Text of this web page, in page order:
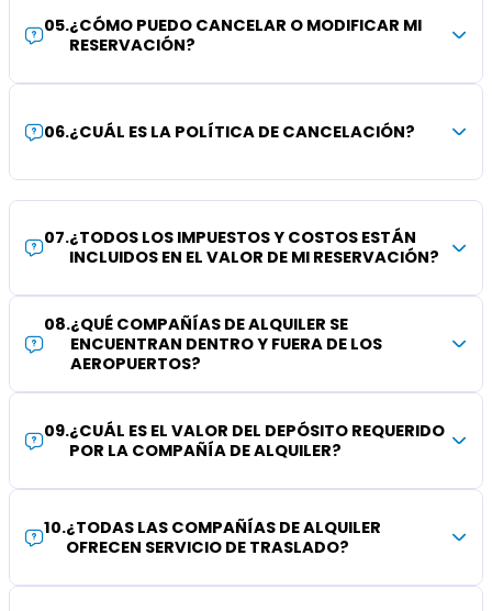
05.¿CÓMO PUEDO CANCELAR O MODIFICAR MI
RESERVACIÓN?
06.¿CUÁL ES LA POLÍTICA DE CANCELACIÓN?
07.¿TODOS LOS IMPUESTOS Y COSTOS ESTÁN
INCLUIDOS EN EL VALOR DE MI RESERVACIÓN?
08.¿QUÉ COMPAÑÍAS DE ALQUILER SE
ENCUENTRAN DENTRO Y FUERA DE LOS
AEROPUERTOS?
09.¿CUÁL ES EL VALOR DEL DEPÓSITO REQUERIDO
POR LA COMPAÑÍA DE ALQUILER?
10.¿TODAS LAS COMPAÑÍAS DE ALQUILER
OFRECEN SERVICIO DE TRASLADO?